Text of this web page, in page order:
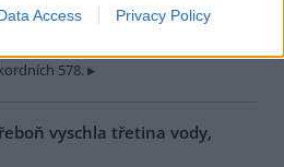
Access Privacy Policy
ptáků nebo veverek. ČTK to
Během současné vlny veder
578.
vyschla třetina vody,